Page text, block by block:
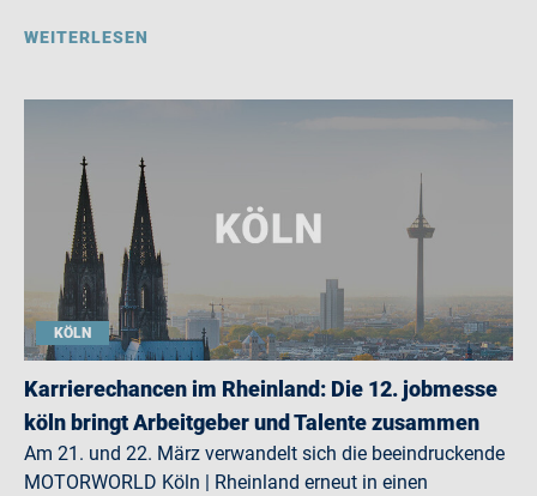
WEITERLESEN
KÖLN
Karrierechancen im Rheinland: Die 12. jobmesse
köln bringt Arbeitgeber und Talente zusammen
Am 21. und 22. März verwandelt sich die beeindruckende
MOTORWORLD Köln | Rheinland erneut in einen